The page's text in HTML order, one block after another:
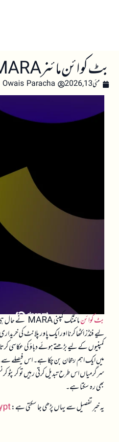
بٹ کوائن مائنر MARA نے 1.5 ارب ڈالر کے بٹ کوائن فروخت کیے، پہلی سہ ماہی میں 1.26 ارب ڈالر کا نقصان رپورٹ
مئی 13, 2026 Owais Paracha
بٹ کوائن
کمپنیوں کے لیے بڑھتے ہوئے دباؤ کی عکاسی
سرگرمیاں اس طرح تبدیل کرتی رہیں تو کرپٹو
بھی رہ سکتا ہے۔
یہ خبر تفصیل سے یہاں پڑھی جا سکتی ہے: